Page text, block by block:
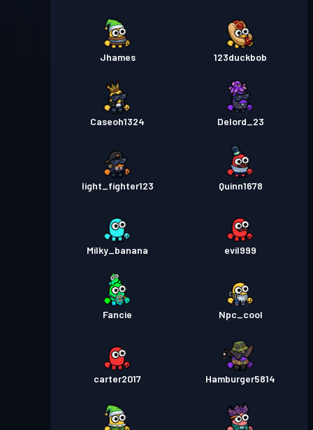
Jhames 123duckbob
Caseoh1324 Delord_23
light_fighter123 Quinn1678
Milky_banana evil999
Fancie Npc_cool
carter2017 Hamburger5814